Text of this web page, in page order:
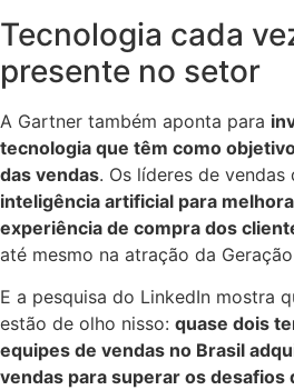
Tecnologia cada
presente no setor
A Gartner também aponta para
tecnologia que têm como
das vendas. Os líderes de
inteligência artificial para
experiência de compra dos
até mesmo na atração da
E a pesquisa do LinkedIn mostra
estão de olho nisso: quase dois
equipes de vendas no Brasil
vendas para superar os desafios